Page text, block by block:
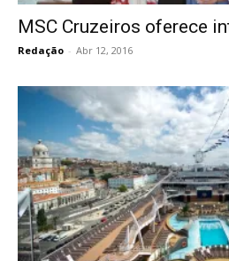
MSC Cruzeiros oferece
Redação - Abr 12, 2016